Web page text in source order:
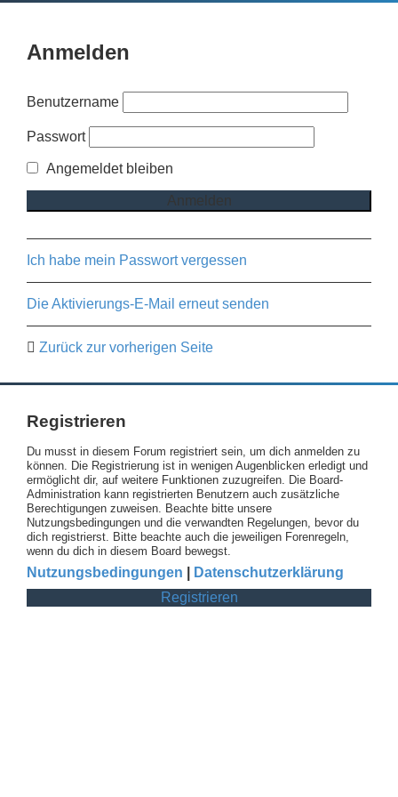
Anmelden
Benutzername
Passwort
Angemeldet bleiben
Ich habe mein Passwort vergessen
Die Aktivierungs-E-Mail erneut senden
Zurück zur vorherigen Seite
Registrieren
Du musst in diesem Forum registriert sein, um dich anmelden zu
können. Die Registrierung ist in wenigen Augenblicken erledigt und
ermöglicht dir, auf weitere Funktionen zuzugreifen. Die Board-
Administration kann registrierten Benutzern auch zusätzliche
Berechtigungen zuweisen. Beachte bitte unsere
Nutzungsbedingungen und die verwandten Regelungen, bevor du
dich registrierst. Bitte beachte auch die jeweiligen Forenregeln,
wenn du dich in diesem Board bewegst.
Nutzungsbedingungen
Datenschutzerklärung
Registrieren